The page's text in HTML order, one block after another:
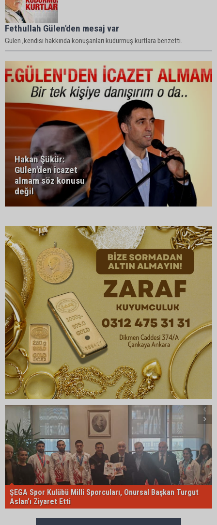
Fethullah Gülen'den mesaj var
Gülen ,kendisi hakkında konuşanları kudurmuş kurtlara benzetti.
Hakan Şükür:
Gülen'den icazet
almam söz konusu
değil
ŞEGA Spor Kulübü Milli Sporcuları, Onursal Başkan Turgut
Aslan’ı Ziyaret Etti